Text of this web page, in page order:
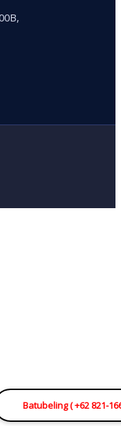
Batubeling ( +62 821-